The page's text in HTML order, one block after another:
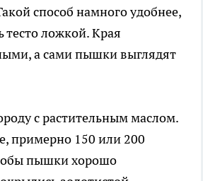
способ намного удобнее,
ложкой. Края
а сами пышки выглядят
с растительным маслом.
примерно 150 или 200
пышки хорошо